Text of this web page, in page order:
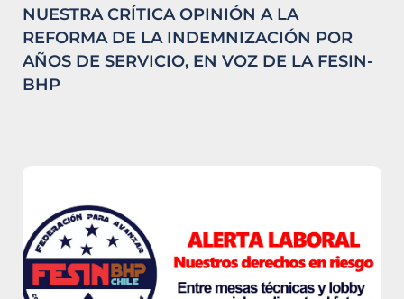
NUESTRA CRÍTICA OPINIÓN A LA
REFORMA DE LA INDEMNIZACIÓN POR
AÑOS DE SERVICIO, EN VOZ DE LA FESIN-
BHP